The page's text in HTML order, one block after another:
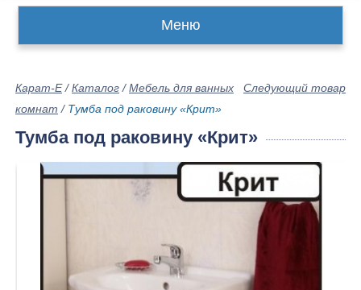
Меню
Следующий товар
Карат-Е/Каталог /Мебель для ванных
комнат / Тумба под раковину «Крит»
Тумба под раковину «Крит»